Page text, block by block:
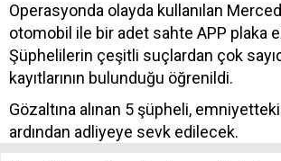
Operasyonda olayda kullanılan
otomobil ile bir adet sahte APP plaka
Şüphelilerin çeşitli suçlardan çok
kayıtlarının bulunduğu öğrenildi.
Gözaltına alınan 5 şüpheli,
ardından adliyeye sevk edilecek.